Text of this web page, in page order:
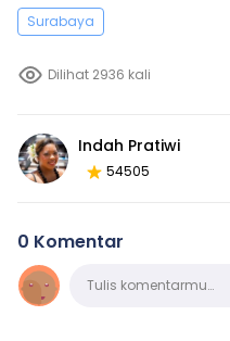
Surabaya
Dilihat 2936 kali
Indah Pratiwi
54505
0 Komentar
KomentarTulis komentarmu…